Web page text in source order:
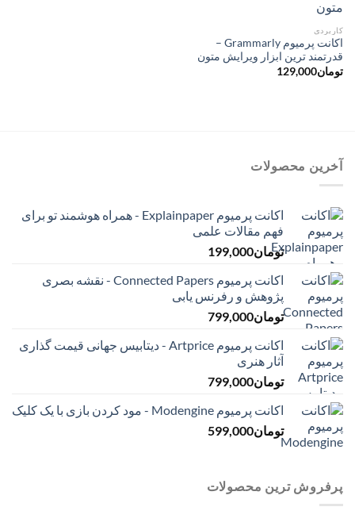
کاربردی
اکانت پرمیوم Grammarly –
قدرتمند ترین ابزار ویرایش متون
تومان129,000
آخرین محصولات
اکانت پرمیوم Explainpaper - همراه هوشمند تو برای
فهم مقالات علمی
تومان199,000
اکانت پرمیوم Connected Papers - نقشه بصری
پژوهش و رفرنس یابی
تومان799,000
اکانت پرمیوم Artprice - دیتابیس جهانی قیمت ‌گذاری
آثار هنری
تومان799,000
اکانت پرمیوم Modengine - مود کردن بازی با یک کلیک
تومان599,000
پرفروش ترین محصولات